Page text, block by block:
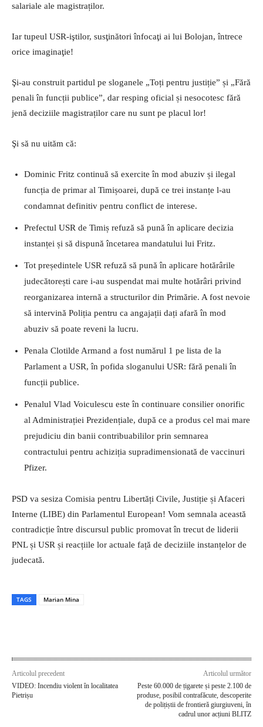
salariale ale magistraților.
Iar tupeul USR-iştilor, susţinători înfocaţi ai lui Bolojan, întrece
orice imaginaţie!
Şi-au construit partidul pe sloganele „Toți pentru justiție” și „Fără
penali în funcții publice”, dar resping oficial și nesocotesc fără
jenă deciziile magistraților care nu sunt pe placul lor!
Şi să nu uităm că:
Dominic Fritz continuă să exercite în mod abuziv și ilegal
funcția de primar al Timișoarei, după ce trei instanțe l-au
condamnat definitiv pentru conflict de interese.
Prefectul USR de Timiș refuză să pună în aplicare decizia
instanței și să dispună încetarea mandatului lui Fritz.
Tot președintele USR refuză să pună în aplicare hotărârile
judecătorești care i-au suspendat mai multe hotărâri privind
reorganizarea internă a structurilor din Primărie. A fost nevoie
să intervină Poliția pentru ca angajații dați afară în mod
abuziv să poate reveni la lucru.
Penala Clotilde Armand a fost numărul 1 pe lista de la
Parlament a USR, în pofida sloganului USR: fără penali în
funcții publice.
Penalul Vlad Voiculescu este în continuare consilier onorific
al Administrației Prezidențiale, după ce a produs cel mai mare
prejudiciu din banii contribuabililor prin semnarea
contractului pentru achiziția supradimensionată de vaccinuri
Pfizer.
PSD va sesiza Comisia pentru Libertăți Civile, Justiție și Afaceri
Interne (LIBE) din Parlamentul European! Vom semnala această
contradicție între discursul public promovat în trecut de liderii
PNL și USR și reacțiile lor actuale față de deciziile instanțelor de
judecată.
TAGS Marian Mina
Articolul precedent
VIDEO: Incendiu violent în localitatea
Pietrișu
Articolul următor
Peste 60.000 de țigarete și peste 2.100 de
produse, posibil contrafăcute, descoperite
de polițiștii de frontieră giurgiuveni, în
cadrul unor acțiuni BLITZ